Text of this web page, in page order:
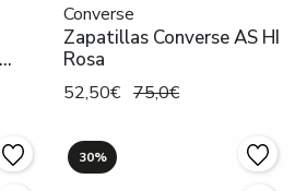
Converse
Zapatillas Converse AS HI
Rosa
52,50€ 75,0€
30%